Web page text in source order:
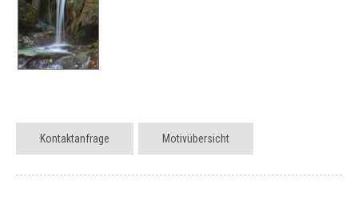
Kontaktanfrage Motivübersicht